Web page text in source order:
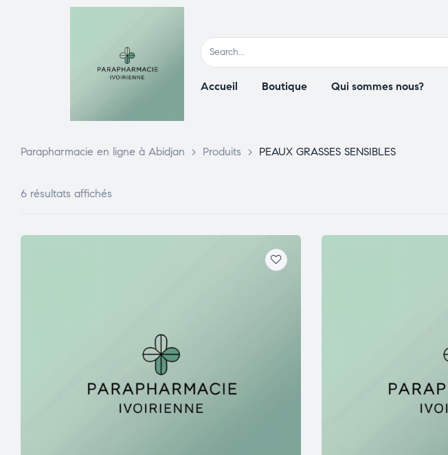
Accueil Boutique Qui sommes nous?
Parapharmacie en ligne à Abidjan > Produits > PEAUX GRASSES SENSIBLES
6 résultats affichés